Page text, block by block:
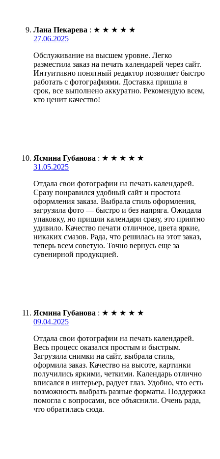
Лана Пекарева : ★ ★ ★ ★ ★
27.06.2025
Обслуживание на высшем уровне. Легко
разместила заказ на печать календарей через сайт.
Интуитивно понятный редактор позволяет быстро
работать с фотографиями. Доставка пришла в
срок, все выполнено аккуратно. Рекомендую всем,
кто ценит качество!
Ясмина Губанова : ★ ★ ★ ★ ★
31.05.2025
Отдала свои фотографии на печать календарей.
Сразу понравился удобный сайт и простота
оформления заказа. Выбрала стиль оформления,
загрузила фото — быстро и без напряга. Ожидала
упаковку, но пришли календари сразу, это приятно
удивило. Качество печати отличное, цвета яркие,
никаких смазов. Рада, что решилась на этот заказ,
теперь всем советую. Точно вернусь еще за
сувенирной продукцией.
Ясмина Губанова : ★ ★ ★ ★ ★
09.04.2025
Отдала свои фотографии на печать календарей.
Весь процесс оказался простым и быстрым.
Загрузила снимки на сайт, выбрала стиль,
оформила заказ. Качество на высоте, картинки
получились яркими, четкими. Календарь отлично
вписался в интерьер, радует глаз. Удобно, что есть
возможность выбрать разные форматы. Поддержка
помогла с вопросами, все объяснили. Очень рада,
что обратилась сюда.